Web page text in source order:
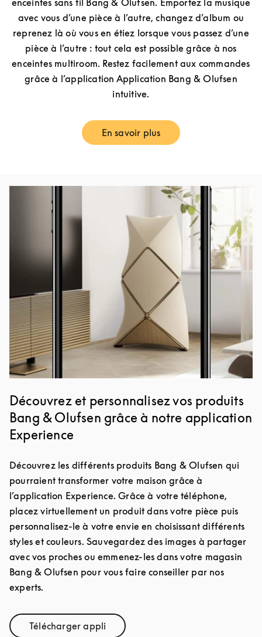
enceintes sans fil Bang & Olufsen. Emportez la musique
avec vous d’une pièce à l’autre, changez d’album ou
reprenez là où vous en étiez lorsque vous passez d’une
pièce à l’autre : tout cela est possible grâce à nos
enceintes multiroom. Restez facilement aux commandes
grâce à l’application Application Bang & Olufsen
intuitive.
En savoir plusLink Opens in New Tab
Découvrez et personnalisez vos produits
Bang & Olufsen grâce à notre application
Experience
Découvrez les différents produits Bang & Olufsen qui
pourraient transformer votre maison grâce à
l’application Experience. Grâce à votre téléphone,
placez virtuellement un produit dans votre pièce puis
personnalisez-le à votre envie en choisissant différents
styles et couleurs. Sauvegardez des images à partager
avec vos proches ou emmenez-les dans votre magasin
Bang & Olufsen pour vous faire conseiller par nos
experts.
Télécharger appliLink Opens in New Tab